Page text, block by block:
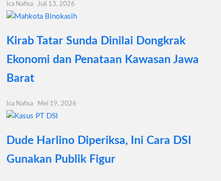
Ica Nafisa Juli 13, 2026
Kirab Tatar Sunda Dinilai Dongkrak
Ekonomi dan Penataan Kawasan Jawa
Barat
Ica Nafisa Mei 19, 2026
Dude Harlino Diperiksa, Ini Cara DSI
Gunakan Publik Figur